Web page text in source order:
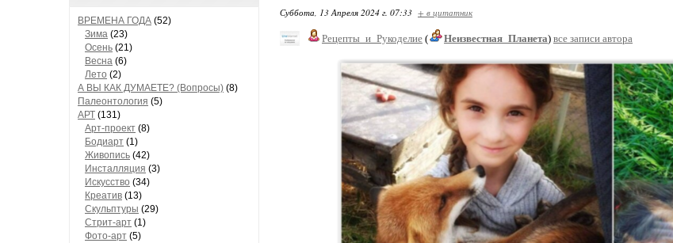
ВРЕМЕНА ГОДА (52)
Зима (23)
Осень (21)
Весна (6)
Лето (2)
А ВЫ КАК ДУМАЕТЕ? (Вопросы) (8)
Палеонтология (5)
АРТ (131)
Арт-проект (8)
Бодиарт (1)
Живопись (42)
Инсталляция (3)
Искусство (34)
Креатив (13)
Скульптуры (29)
Стрит-арт (1)
Фото-арт (5)
Суббота, 13 Апреля 2024 г. 07:33 + в цитатник
Рецепты_и_Рукоделие ( Неизвестная_Планета) все записи автора